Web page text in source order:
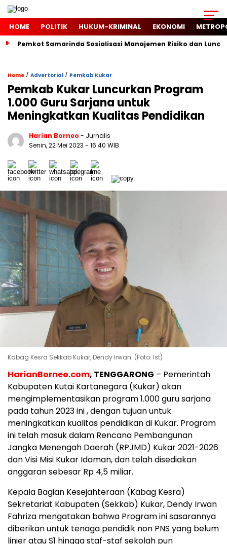
HOME POLITIK HUKUM-KRIMINAL EKONOMI
Pemkot Samarinda Sosialisasi Manajemen Risiko dan
Home / Advertorial / Pemkab Kukar
Pemkab Kukar Luncurkan Program
1.000 Guru Sarjana untuk
Meningkatkan Kualitas Pendidikan
Harian Borneo - Jurnalis
Senin, 22 Mei 2023 - 16:40 WIB
Kabag Kesra Sekkab Kukar, Dendy Irwan. (Foto: Ist)
HarianBorneo.com, TENGGARONG – Pemerintah
Kabupaten Kutai Kartanegara (Kukar) akan
mengimplementasikan program 1.000 guru sarjana
pada tahun 2023 ini , dengan tujuan untuk
meningkatkan kualitas pendidikan di Kukar. Program
ini telah masuk dalam Rencana Pembangunan
Jangka Menengah Daerah (RPJMD) Kukar 2021-2026
dan Visi Misi Kukar Idaman, dan telah disediakan
anggaran sebesar Rp 4,5 miliar.
Kepala Bagian Kesejahteraan (Kabag Kesra)
Sekretariat Kabupaten (Sekkab) Kukar, Dendy Irwan
Fahriza mengatakan bahwa Program ini sasarannya
diberikan untuk tenaga pendidik non PNS yang belum
linier atau S1 hingga staf-staf sekolah pun